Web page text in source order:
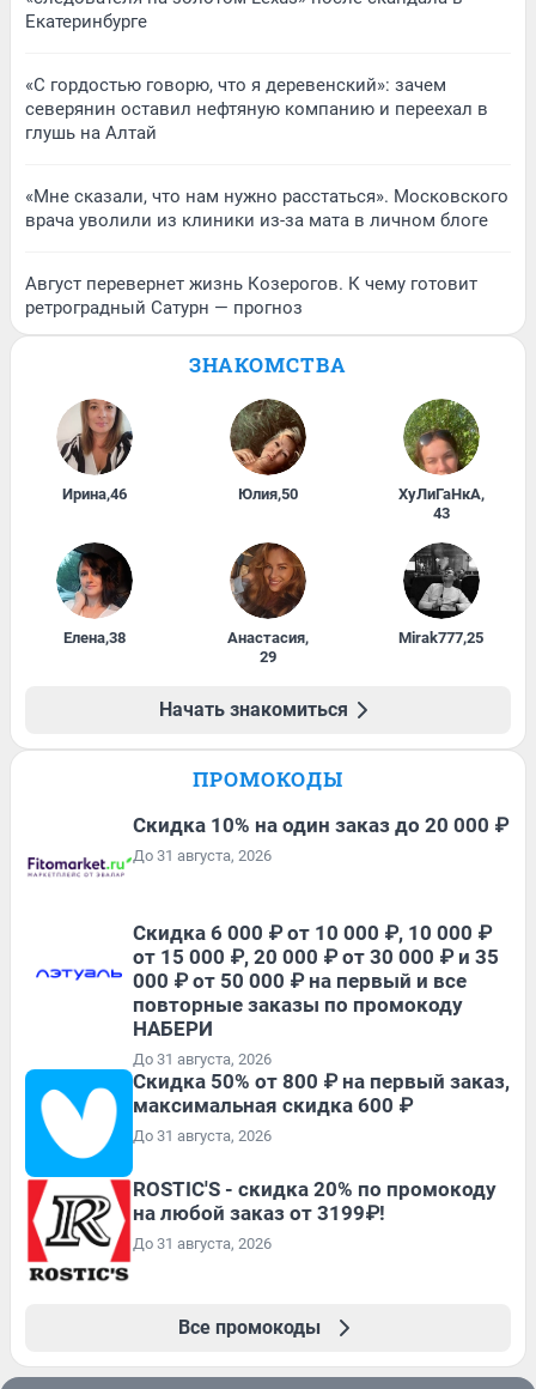
Екатеринбурге
«С гордостью говорю, что я деревенский»: зачем
северянин оставил нефтяную компанию и переехал в
глушь на Алтай
«Мне сказали, что нам нужно расстаться». Московского
врача уволили из клиники из-за мата в личном блоге
Август перевернет жизнь Козерогов. К чему готовит
ретроградный Сатурн — прогноз
ЗНАКОМСТВА
Ирина,46 Юлия,50 ХуЛиГаНкА,
43
Елена,38 Анастасия,
29
Mirak777,25
Начать знакомиться
ПРОМОКОДЫ
Скидка 10% на один заказ до 20 000 ₽
До 31 августа, 2026
Скидка 6 000 ₽ от 10 000 ₽, 10 000 ₽
от 15 000 ₽, 20 000 ₽ от 30 000 ₽ и 35
000 ₽ от 50 000 ₽ на первый и все
повторные заказы по промокоду
НАБЕРИ
До 31 августа, 2026
Скидка 50% от 800 ₽ на первый заказ,
максимальная скидка 600 ₽
До 31 августа, 2026
ROSTIC'S - скидка 20% по промокоду
на любой заказ от 3199₽!
До 31 августа, 2026
Все промокоды